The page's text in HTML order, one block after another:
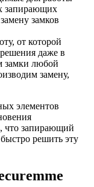
запирающих
замков
от которой
даже в
замки любой
замену,
элементов
что запирающий
решить эту